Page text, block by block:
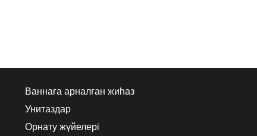
Ваннаға арналған жиһаз
Унитаздар
Орнату жүйелері